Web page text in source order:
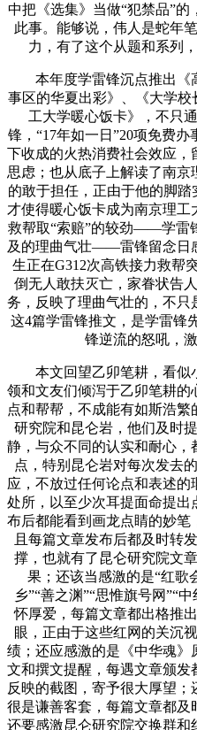
中把《选集》当做“犯禁品”
此事。能够说，伟人是蛇年
力，有了这个从题和系列
本年度学雷锋沉点推出《
事区的华夏出彩》、《大学
工大学暖心饭卡》，不只
锋，“17年如一日”20项免费
下收成的火热消费社会效应
思虑；也从底子上解读了南
的敢于担任，正由于他的脚踏
才使得暖心饭卡成为南京理
救帮取“索赔”的较劲——学雷
及的理曲气壮——雷锋留念日
生正在G312次高铁接力救帮
倒无人敢扶灭亡，家眷状告
务，反映了理曲气壮的，不只
这4篇学雷锋推文，是学雷锋
锋逆流的怒吼，
本文回望乙卯笔耕，看似
领和文友们倾泻于乙卯笔耕
点和帮帮，不成能有如斯浩
研究院和昆仑岩，他们及时
静，与众不同的认实和耐心
点，特别昆仑岩对每次发去
应，不放过任何论点和表述
处所，以至少次耳提面命提
布后都能看到画龙点睛的妙
且每篇文章发布后都及时转
撑，也就有了昆仑研究院文
果；还该当感激的是“红歌
乡”“善之渊”“思惟旗号网”“
怀厚爱，每篇文章都出格推
眼，正由于这些红网的关沉
绩；还应感激的是《中华魂
文和撰文提醒，每遇文章颁
反映的截图，寄予很大厚望；
很是谦善客套，每篇文章都及
还要感激昆仑研究院交换群